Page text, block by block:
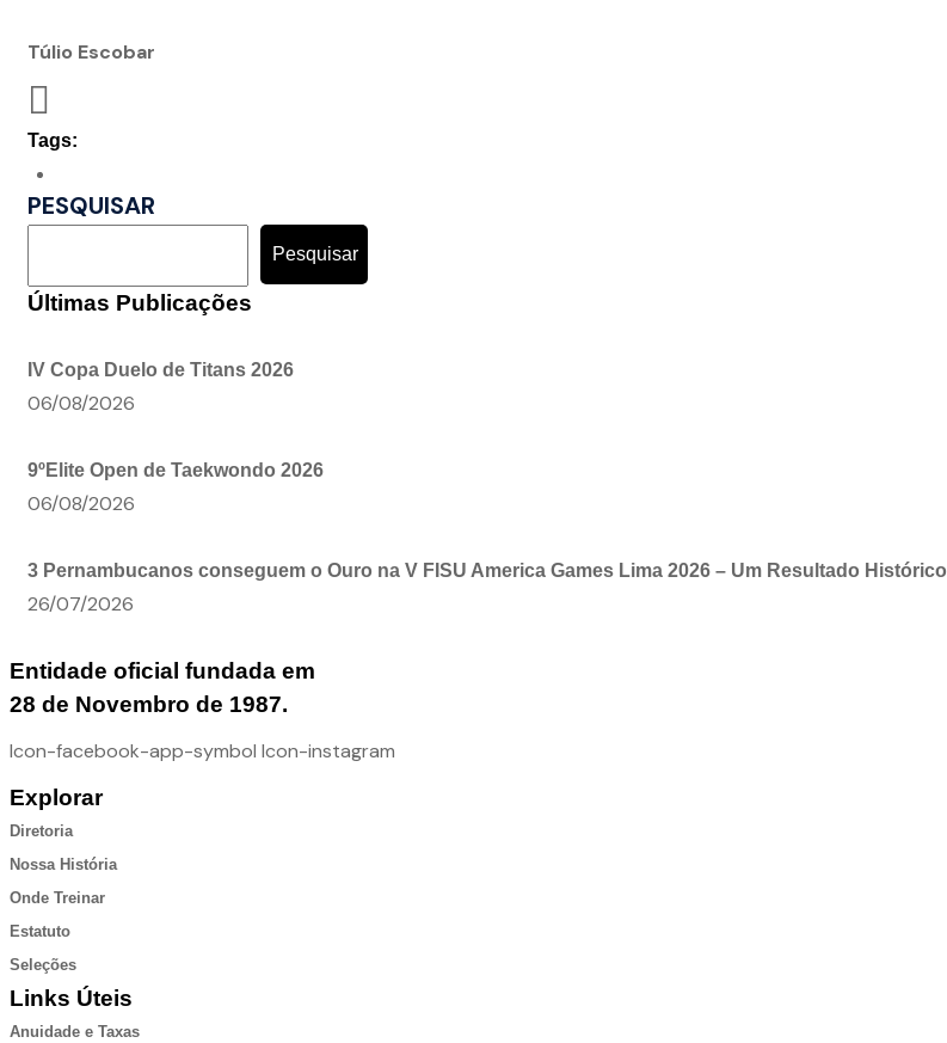
Túlio Escobar
Tags:
PESQUISAR
Pesquisar
Últimas Publicações
IV Copa Duelo de Titans 2026
06/08/2026
9ºElite Open de Taekwondo 2026
06/08/2026
3 Pernambucanos conseguem o Ouro na V FISU America Games Lima 2026 – Um Resultado Histórico
26/07/2026
Entidade oficial fundada em
28 de Novembro de 1987.
Icon-facebook-app-symbol Icon-instagram
Explorar
Diretoria
Nossa História
Onde Treinar
Estatuto
Seleções
Links Úteis
Anuidade e Taxas